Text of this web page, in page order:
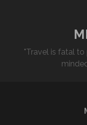
"Travel is fatal